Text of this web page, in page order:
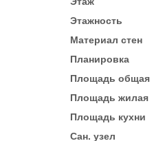
Этажность
Материал стен
Планировка
Площадь общая
Площадь жилая
Площадь кухни
Сан. узел